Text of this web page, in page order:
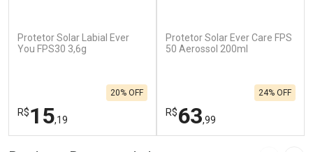
Protetor Solar Labial Ever
You FPS30 3,6g
R$15,19
20% OFF
Protetor Solar Ever Care FPS
50 Aerossol 200ml
R$63,99
24% OFF